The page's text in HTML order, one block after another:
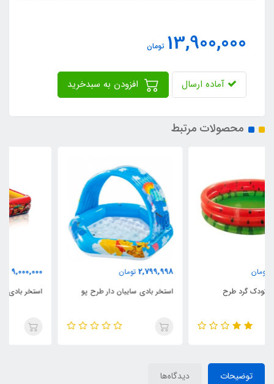
13,900,000 تومان
آماده ارسال
محصولات مرتبط
استخر بادی سایبان دار طرح پو
9,000,000
استخر بادی مستطیلی طرح ماشین
توضیحات دیدگاه‌ها